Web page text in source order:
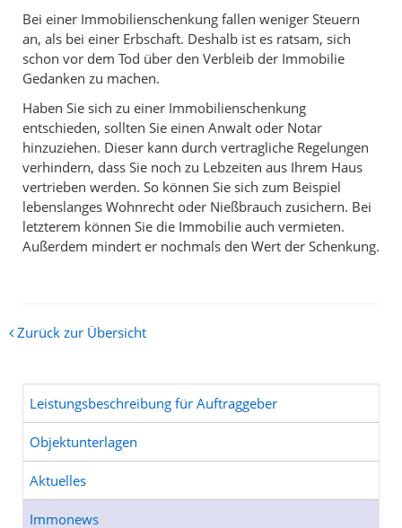
Bei einer Immobilienschenkung fallen weniger Steuern
an, als bei einer Erbschaft. Deshalb ist es ratsam, sich
schon vor dem Tod über den Verbleib der Immobilie
Gedanken zu machen.
Haben Sie sich zu einer Immobilienschenkung
entschieden, sollten Sie einen Anwalt oder Notar
hinzuziehen. Dieser kann durch vertragliche Regelungen
verhindern, dass Sie noch zu Lebzeiten aus Ihrem Haus
vertrieben werden. So können Sie sich zum Beispiel
lebenslanges Wohnrecht oder Nießbrauch zusichern. Bei
letzterem können Sie die Immobilie auch vermieten.
Außerdem mindert er nochmals den Wert der Schenkung.
Zurück zur Übersicht
Leistungsbeschreibung für Auftraggeber
Objektunterlagen
Aktuelles
Immonews